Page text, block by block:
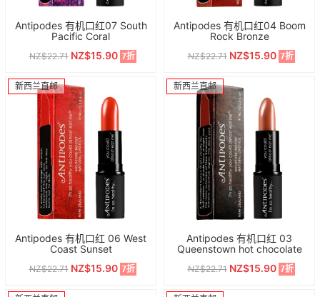
Antipodes 有机口红07 South
Pacific Coral
NZ$22.71NZ$15.90 7折
Antipodes 有机口红04 Boom
Rock Bronze
NZ$22.71NZ$15.90 7折
新西兰直邮
Antipodes 有机口红 06 West
Coast Sunset
NZ$22.71NZ$15.90 7折
新西兰直邮
Antipodes 有机口红 03
Queenstown hot chocolate
NZ$22.71NZ$15.90 7折